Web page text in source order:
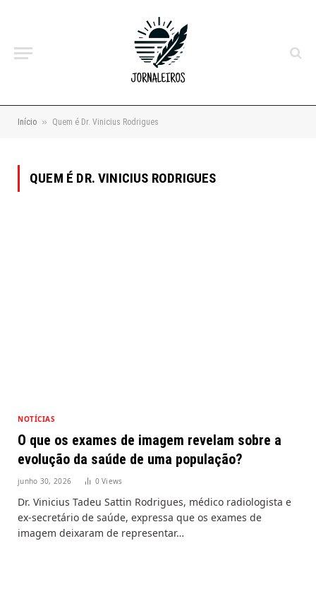
Início » Quem é Dr. Vinicius Rodrigues
QUEM É DR. VINICIUS RODRIGUES
NOTÍCIAS
O que os exames de imagem revelam sobre a
evolução da saúde de uma população?
junho 30, 2026 0Views
Dr. Vinicius Tadeu Sattin Rodrigues, médico radiologista e
ex-secretário de saúde, expressa que os exames de
imagem deixaram de representar…